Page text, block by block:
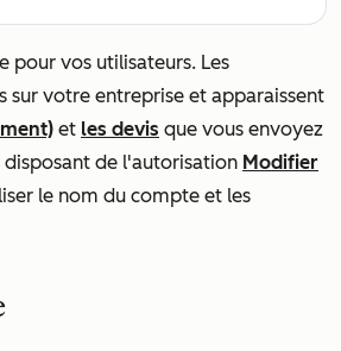
vos utilisateurs. Les
votre entreprise et apparaissent
et les devis que vous envoyez
disposant de l'autorisation Modifier
le nom du compte et les